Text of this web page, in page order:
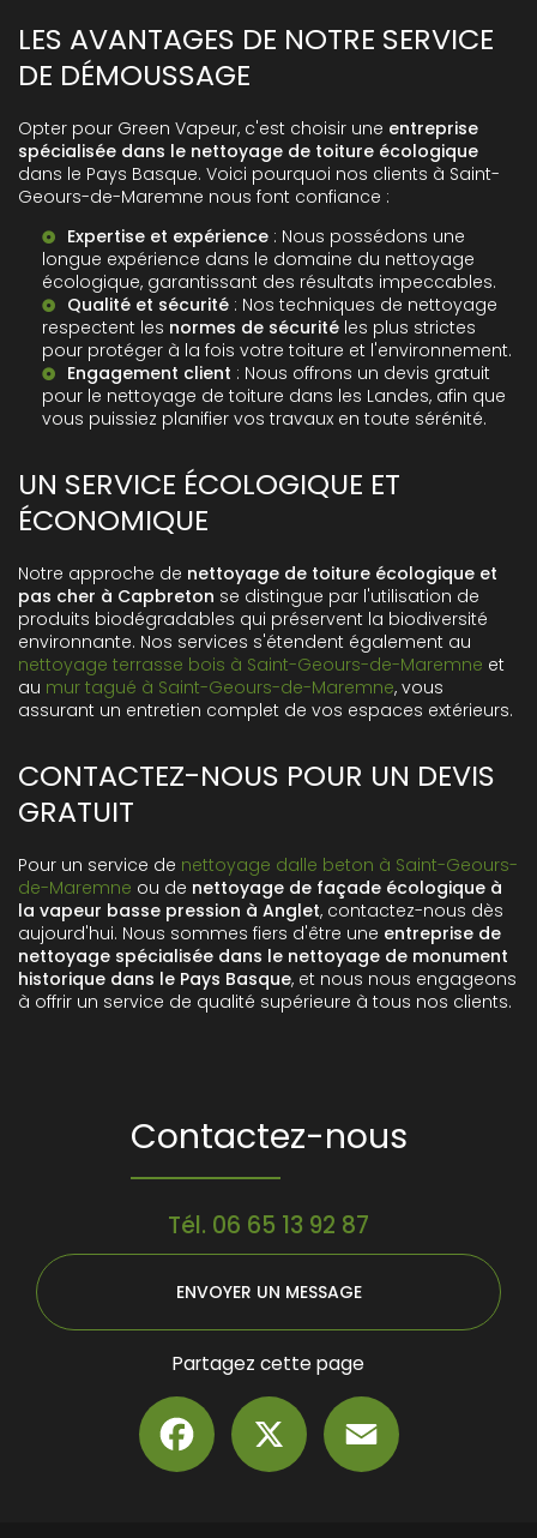
LES AVANTAGES DE NOTRE SERVICE
DE DÉMOUSSAGE
Opter pour Green Vapeur, c'est choisir une entreprise
spécialisée dans le nettoyage de toiture écologique
dans le Pays Basque. Voici pourquoi nos clients à Saint-
Geours-de-Maremne nous font confiance :
Expertise et expérience : Nous possédons une
longue expérience dans le domaine du nettoyage
écologique, garantissant des résultats impeccables.
Qualité et sécurité : Nos techniques de nettoyage
respectent les normes de sécurité les plus strictes
pour protéger à la fois votre toiture et l'environnement.
Engagement client : Nous offrons un devis gratuit
pour le nettoyage de toiture dans les Landes, afin que
vous puissiez planifier vos travaux en toute sérénité.
UN SERVICE ÉCOLOGIQUE ET
ÉCONOMIQUE
Notre approche de nettoyage de toiture écologique et
pas cher à Capbreton se distingue par l'utilisation de
produits biodégradables qui préservent la biodiversité
environnante. Nos services s'étendent également au
nettoyage terrasse bois à Saint-Geours-de-Maremne et
au mur tagué à Saint-Geours-de-Maremne, vous
assurant un entretien complet de vos espaces extérieurs.
CONTACTEZ-NOUS POUR UN DEVIS
GRATUIT
Pour un service de nettoyage dalle beton à Saint-Geours-
de-Maremne ou de nettoyage de façade écologique à
la vapeur basse pression à Anglet, contactez-nous dès
aujourd'hui. Nous sommes fiers d'être une entreprise de
nettoyage spécialisée dans le nettoyage de monument
historique dans le Pays Basque, et nous nous engageons
à offrir un service de qualité supérieure à tous nos clients.
Contactez-nous
Tél. 06 65 13 92 87
ENVOYER UN MESSAGE
Partagez cette page
Facebook